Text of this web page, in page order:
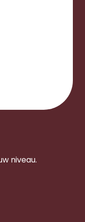
niveau.